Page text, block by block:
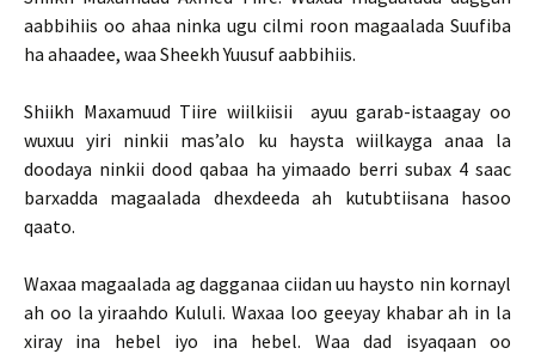
aabbihiis oo ahaa ninka ugu cilmi roon magaalada Suufiba
ha ahaadee, waa Sheekh Yuusuf aabbihiis.
Shiikh Maxamuud Tiire wiilkiisii ayuu garab-istaagay oo
wuxuu yiri ninkii mas’alo ku haysta wiilkayga anaa la
doodaya ninkii dood qabaa ha yimaado berri subax 4 saac
barxadda magaalada dhexdeeda ah kutubtiisana hasoo
qaato.
Waxaa magaalada ag dagganaa ciidan uu haysto nin kornayl
ah oo la yiraahdo Kululi. Waxaa loo geeyay khabar ah in la
xiray ina hebel iyo ina hebel. Waa dad isyaqaan oo